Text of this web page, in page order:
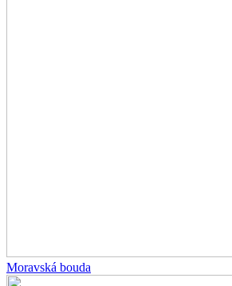
Moravská bouda